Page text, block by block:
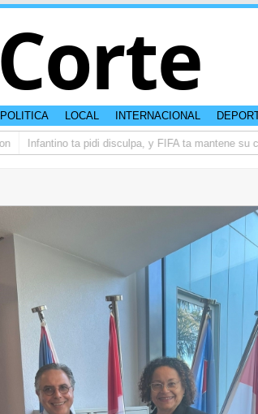
Corte
POLITICA LOCAL INTERNACIONAL
Infantino ta pidi disculpa, y FIFA ta mantene su